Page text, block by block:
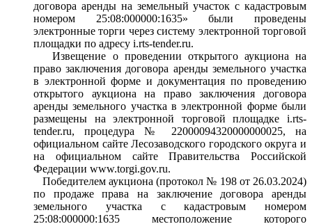
договора аренды на земельный участок с кадастровым
номером 25:08:000000:1635» были проведены
электронные торги через систему электронной торговой
площадки по адресу i.rts-tender.ru.
Извещение о проведении открытого аукциона на
право заключения договора аренды земельного участка
в электронной форме и документация по проведению
открытого аукциона на право заключения договора
аренды земельного участка в электронной форме были
размещены на электронной торговой площадке i.rts-
tender.ru, процедура № 22000094320000000025, на
официальном сайте Лесозаводского городского округа и
на официальном сайте Правительства Российской
Федерации www.torgi.gov.ru.
Победителем аукциона (протокол № 198 от 26.03.2024)
по продаже права на заключение договора аренды
земельного участка с кадастровым номером
25:08:000000:1635 местоположение которого